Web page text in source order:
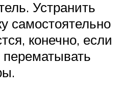
Устранить
самостоятельно
конечно, если